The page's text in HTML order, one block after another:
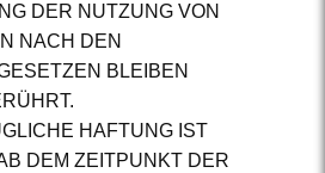
DER NUTZUNG VON
NACH DEN
BLEIBEN
HAFTUNG IST
DEM ZEITPUNKT DER